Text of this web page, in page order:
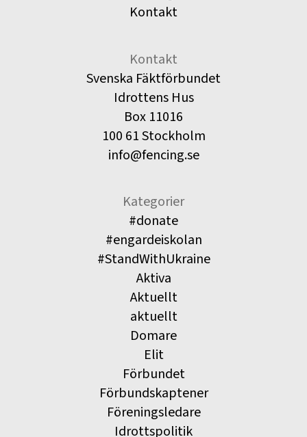
Kontakt
Kontakt
Svenska Fäktförbundet
Idrottens Hus
Box 11016
100 61 Stockholm
info@fencing.se
Kategorier
#donate
#engardeiskolan
#StandWithUkraine
Aktiva
Aktuellt
aktuellt
Domare
Elit
Förbundet
Förbundskaptener
Föreningsledare
Idrottspolitik